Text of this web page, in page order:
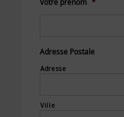
Adresse Postale
Adresse
Ville